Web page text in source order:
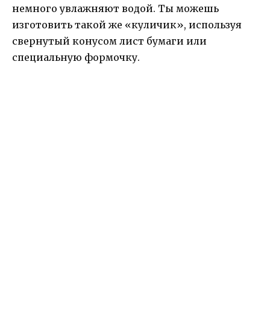
немного увлажняют водой. Ты можешь
изготовить такой же «куличик», используя
свернутый конусом лист бумаги или
специальную формочку.